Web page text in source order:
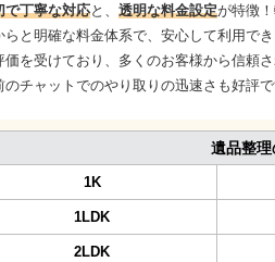
で丁寧な対応と、透明な料金設定が特徴
らと明確な料金体系で、安心して利用で
価を受けており、多くのお客様から信頼
のチャットでのやり取りの迅速さも好評で
遺品整
1K
1LDK
2LDK